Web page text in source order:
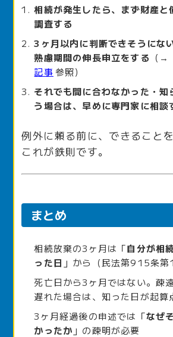
相続が発生したら、まず財産と
調査する
3ヶ月以内に判断できそうにな
熟慮期間の伸長申立をする （→
記事参照）
それでも間に合わなかった・知
う場合は、早めに専門家に相談
例外に頼る前に、できるこ
これが鉄則です。
まとめ
相続放棄の3ヶ月は「自分が相
った日 」から（民法第915条第
死亡日から3ヶ月ではない。疎
遅れた場合は、知った日が起算
3ヶ月経過後の申述では「なぜ
かったか 」の疎明が必要